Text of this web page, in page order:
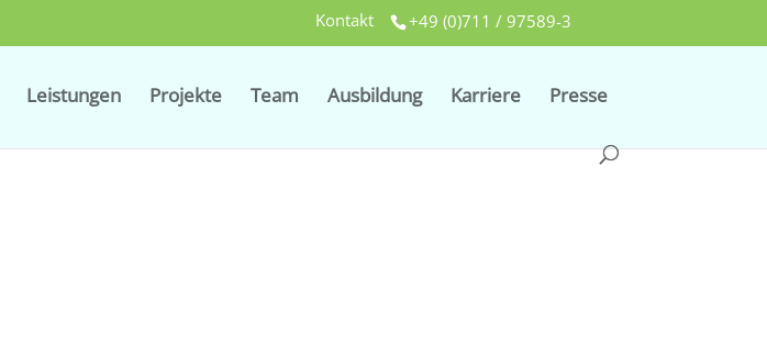
+49 (0)711 / 97589-3
Kontakt
Leistungen Projekte Team Ausbildung Karriere Presse